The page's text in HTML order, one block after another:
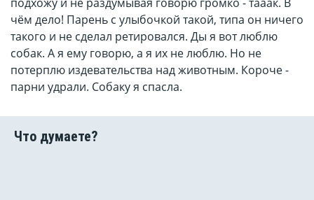
чём дело! Парень с улыбочкой такой, типа он ничего
такого и не сделал ретировался. Ды я вот люблю
собак. А я ему говорю, а я их не люблю. Но не
потерплю издевательства над животным. Короче -
парни удрали. Собаку я спасла.